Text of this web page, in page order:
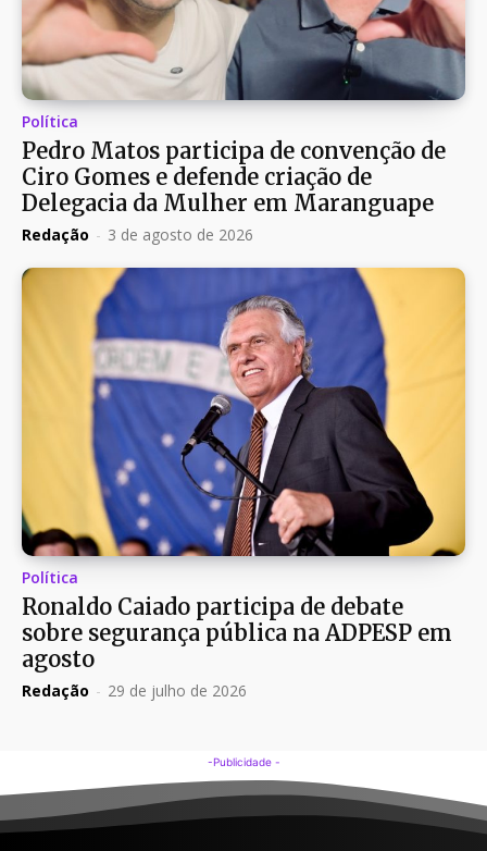
Política
Pedro Matos participa de convenção de
Ciro Gomes e defende criação de
Delegacia da Mulher em Maranguape
Redação - 3 de agosto de 2026
Política
Ronaldo Caiado participa de debate
sobre segurança pública na ADPESP em
agosto
Redação - 29 de julho de 2026
-Publicidade -